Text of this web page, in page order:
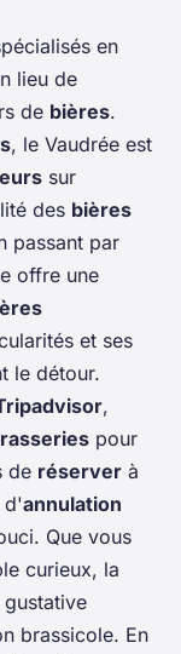
en
lieu de
de bières.
, le Vaudrée est
sur
des bières
passant par
offre une
et ses
le détour.
,
pour
de réserver à
d'annulation
Que vous
curieux, la
brassicole. En